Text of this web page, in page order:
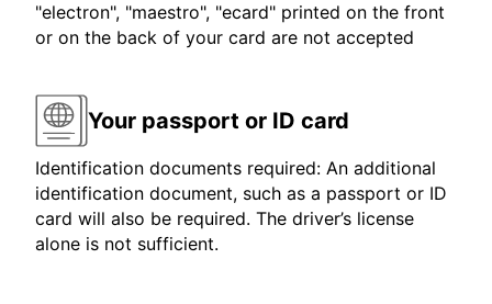
"electron", "maestro", "ecard" printed on the front
or on the back of your card are not accepted
Your passport or ID card
Identification documents required: An additional
identification document, such as a passport or ID
card will also be required. The driver’s license
alone is not sufficient.